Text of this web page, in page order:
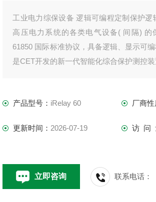
工业电力综保设备 逻辑可编程定制保护逻
高压电力系统的各类电气设备( 间隔) 的
61850 国际标准协议，具备逻辑、显示可
是CET开发的新一代智能化综合保护测控装
产品型号： iRelay 60 厂商性
更新时间： 2026-07-19 访 问
立即咨询 联系电话：